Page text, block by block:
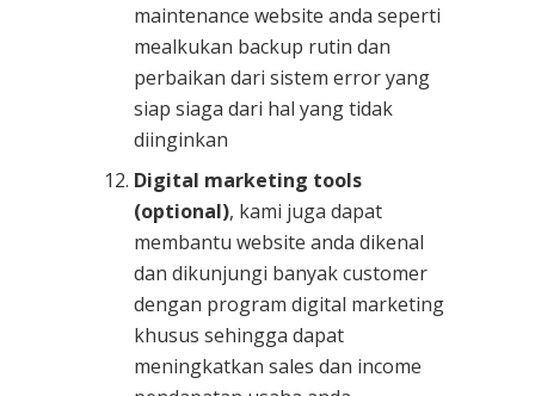
maintenance website anda seperti
mealkukan backup rutin dan
perbaikan dari sistem error yang
siap siaga dari hal yang tidak
diinginkan
Digital marketing tools
(optional), kami juga dapat
membantu website anda dikenal
dan dikunjungi banyak customer
dengan program digital marketing
khusus sehingga dapat
meningkatkan sales dan income